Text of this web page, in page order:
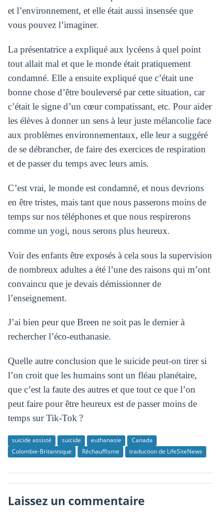
et l’environnement, et elle était aussi insensée que
vous pouvez l’imaginer.
La présentatrice a expliqué aux lycéens à quel point
tout allait mal et que le monde était pratiquement
condamné. Elle a ensuite expliqué que c’était une
bonne chose d’être bouleversé par cette situation, car
c’était le signe d’un cœur compatissant, etc. Pour aider
les élèves à donner un sens à leur juste mélancolie face
aux problèmes environnementaux, elle leur a suggéré
de se débrancher, de faire des exercices de respiration
et de passer du temps avec leurs amis.
C’est vrai, le monde est condamné, et nous devrions
en être tristes, mais tant que nous passerons moins de
temps sur nos téléphones et que nous respirerons
comme un yogi, nous serons plus heureux.
Voir des enfants être exposés à cela sous la supervision
de nombreux adultes a été l’une des raisons qui m’ont
convaincu que je devais démissionner de
l’enseignement.
J’ai bien peur que Breen ne soit pas le dernier à
rechercher l’éco-euthanasie.
Quelle autre conclusion que le suicide peut-on tirer si
l’on croit que les humains sont un fléau planétaire,
que c’est la faute des autres et que tout ce que l’on
peut faire pour être heureux est de passer moins de
temps sur Tik-Tok ?
suicide assisté suicide euthanasie
Canada
Colombie-Britannique
Réchauffisme traduction de LifeSiteNews
Laissez un commentaire